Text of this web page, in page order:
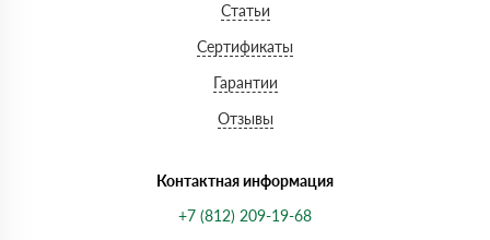
Статьи
Сертификаты
Гарантии
Отзывы
Контактная информация
+7 (812) 209-19-68